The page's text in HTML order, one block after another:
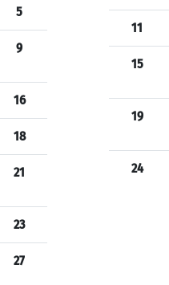
5
9
16
18
21
23
27
11
15
19
24